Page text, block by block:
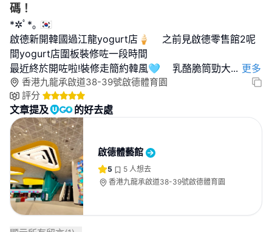
碼！
*✲ﾟ*｡ 🇰🇷
啟德新開韓國過江龍yogurt店🍦 之前見啟德零售館2呢
間yogurt店圍板裝修咗一段時間
最近終於開咗啦!裝修走簡約韓風🩵 乳酪脆筒勁大... 更多
香港九龍承啟道38-39號啟德體育園
評分
文章提及 的好去處
啟德體藝館
5 5 人想去
香港九龍承啟道38-39號啟德體育園